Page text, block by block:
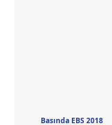
Basında EBS 2018